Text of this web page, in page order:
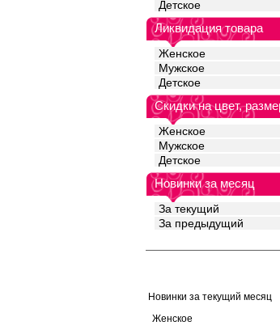
Детское
Ликвидация товара
Женское
Мужское
Детское
Скидки на цвет,
Женское
Мужское
Детское
Новинки за месяц
За текущий
За предыдущий
Новинки за текущий месяц
Женское